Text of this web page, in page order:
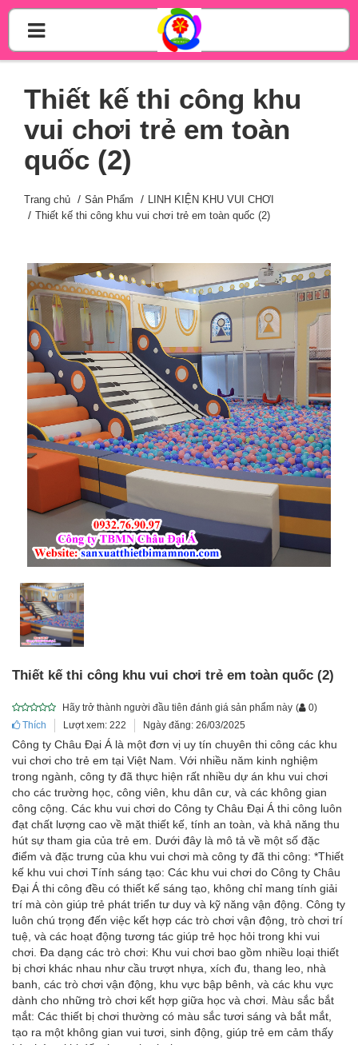
Thiết kế thi công khu
vui chơi trẻ em toàn
quốc (2)
Trang chủ Sản Phẩm
LINH KIỆN KHU VUI CHƠI
Thiết kế thi công khu vui chơi trẻ em toàn quốc (2)
Thiết kế thi công khu vui chơi trẻ em toàn quốc (2)
Hãy trở thành người đầu tiên đánh giá sản phẩm này ( 0)
Thích
Lượt xem: 222 Ngày đăng: 26/03/2025
Công ty Châu Đại Á là một đơn vị uy tín chuyên thi công các khu
vui chơi cho trẻ em tại Việt Nam. Với nhiều năm kinh nghiệm
trong ngành, công ty đã thực hiện rất nhiều dự án khu vui chơi
cho các trường học, công viên, khu dân cư, và các không gian
công cộng. Các khu vui chơi do Công ty Châu Đại Á thi công luôn
đạt chất lượng cao về mặt thiết kế, tính an toàn, và khả năng thu
hút sự tham gia của trẻ em. Dưới đây là mô tả về một số đặc
điểm và đặc trưng của khu vui chơi mà công ty đã thi công: *Thiết
kế khu vui chơi Tính sáng tạo: Các khu vui chơi do Công ty Châu
Đại Á thi công đều có thiết kế sáng tạo, không chỉ mang tính giải
trí mà còn giúp trẻ phát triển tư duy và kỹ năng vận động. Công ty
luôn chú trọng đến việc kết hợp các trò chơi vận động, trò chơi trí
tuệ, và các hoạt động tương tác giúp trẻ học hỏi trong khi vui
chơi. Đa dạng các trò chơi: Khu vui chơi bao gồm nhiều loại thiết
bị chơi khác nhau như cầu trượt nhựa, xích đu, thang leo, nhà
banh, các trò chơi vận động, khu vực bập bênh, và các khu vực
dành cho những trò chơi kết hợp giữa học và chơi. Màu sắc bắt
mắt: Các thiết bị chơi thường có màu sắc tươi sáng và bắt mắt,
tạo ra một không gian vui tươi, sinh động, giúp trẻ em cảm thấy